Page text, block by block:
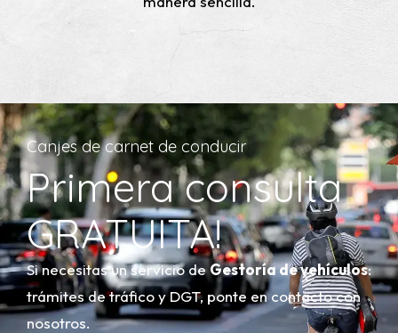
Canjes de carnet de conducir
Primera consulta
GRATUITA!
Si necesitas un servicio deGestoría de vehículos:
trámites de tráfico y DGT, ponte en contacto con
nosotros.